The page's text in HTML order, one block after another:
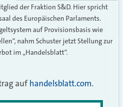
der Fraktion S&D. Hier spricht
des Europäischen Parlaments.
auf Provisionsbasis wie
nahm Schuster jetzt Stellung zur
im „Handelsblatt“.
aufhandelsblatt.com.